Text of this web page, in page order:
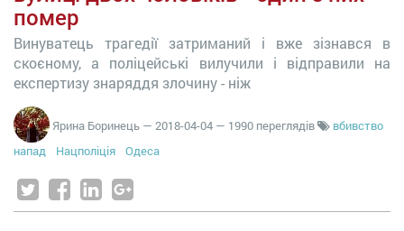
помер
Винуватець трагедії затриманий і вже зізнався в
скоєному, а поліцейські вилучили і відправили на
експертизу знаряддя злочину - ніж
Ярина Боринець — 2018-04-04 — 1990 переглядів
вбивство
напад
Нацполіція Одеса